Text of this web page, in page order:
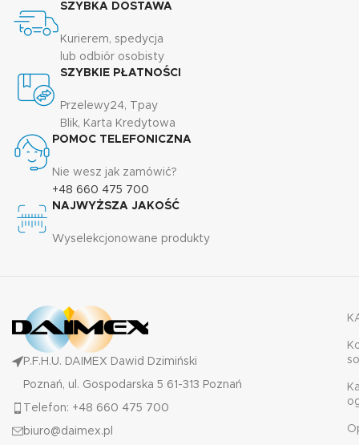
SZYBKA DOSTAWA
Kurierem, spedycja
lub odbiór osobisty
SZYBKIE PŁATNOŚCI
Przelewy24, Tpay
Blik, Karta Kredytowa
POMOC TELEFONICZNA
Nie wesz jak zamówić?
+48 660 475 700
NAJWYŻSZA JAKOŚĆ
Wyselekcjonowane produkty
P.F.H.U. DAIMEX Dawid Dzimiński
Poznań, ul. Gospodarska 5 61-313 Poznań
Telefon: +48 660 475 700
biuro@daimex.pl